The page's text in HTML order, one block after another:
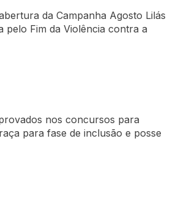
da Campanha Agosto Lilás
pelo Fim da Violência contra a
nos concursos para
para fase de inclusão e posse